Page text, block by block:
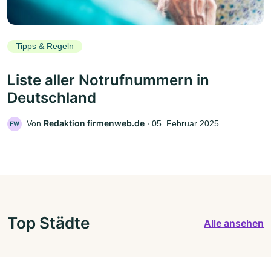
Tipps & Regeln
Liste aller Notrufnummern in
Deutschland
FW Von Redaktion firmenweb.de ‧ 05. Februar 2025
Top Städte Alle ansehen